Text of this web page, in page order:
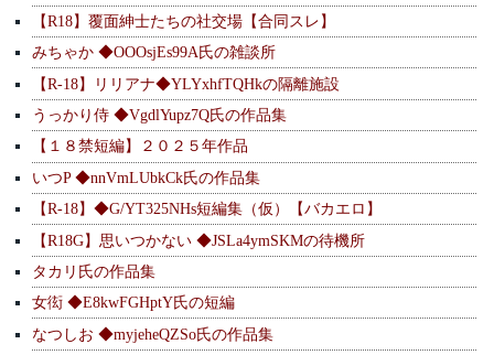
【R18】覆面紳士たちの社交場【合同スレ】
みちゃか ◆OOOsjEs99A氏の雑談所
【R-18】リリアナ◆YLYxhfTQHkの隔離施設
うっかり侍 ◆VgdlYupz7Q氏の作品集
【１８禁短編】２０２５年作品
いつP ◆nnVmLUbkCk氏の作品集
【R-18】◆G/YT325NHs短編集（仮）【バカエロ】
【R18G】思いつかない ◆JSLa4ymSKMの待機所
タカリ氏の作品集
女衒 ◆E8kwFGHptY氏の短編
なつしお ◆myjeheQZSo氏の作品集